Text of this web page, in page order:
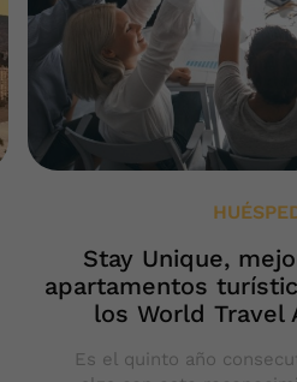
Stay Unique,
apartamentos
los World Travel
Es el quinto año